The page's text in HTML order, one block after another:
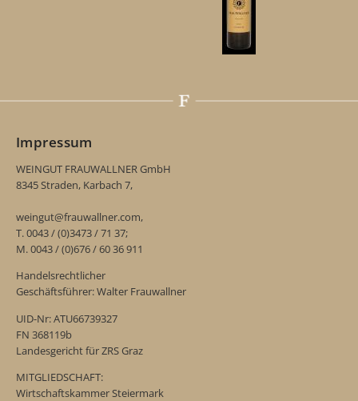
Impressum
WEINGUT FRAUWALLNER GmbH
8345 Straden, Karbach 7,
weingut@frauwallner.com,
T. 0043 / (0)3473 / 71 37;
M. 0043 / (0)676 / 60 36 911
Handelsrechtlicher
Geschäftsführer: Walter Frauwallner
UID-Nr: ATU66739327
FN 368119b
Landesgericht für ZRS Graz
MITGLIEDSCHAFT:
Wirtschaftskammer Steiermark